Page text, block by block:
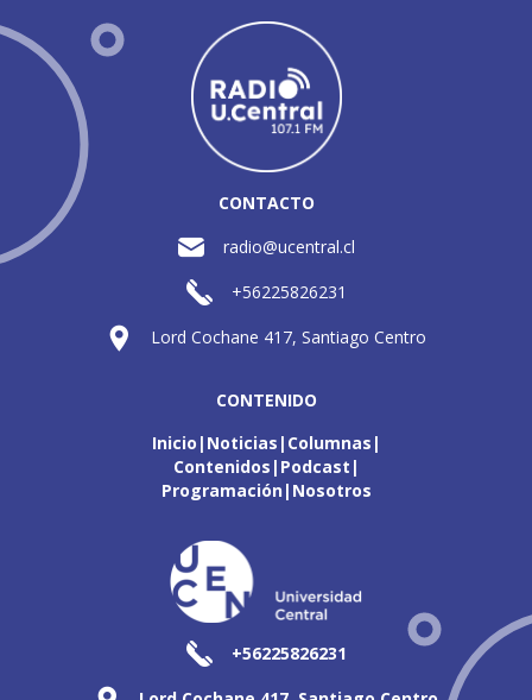
CONTACTO
radio@ucentral.cl
+56225826231
Lord Cochane 417, Santiago Centro
CONTENIDO
Inicio Noticias Columnas
Contenidos Podcast
Programación Nosotros
+56225826231